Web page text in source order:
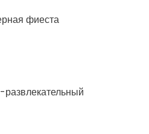
фиеста
развлекательный